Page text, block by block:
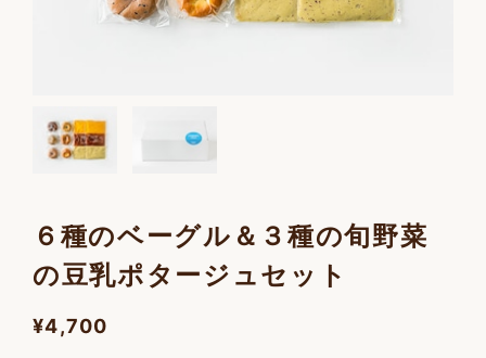
６種のベーグル＆３種の旬野菜
の豆乳ポタージュセット
¥4,700